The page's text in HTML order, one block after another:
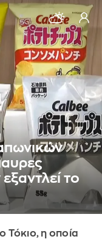
το
Τόκιο, η οποία